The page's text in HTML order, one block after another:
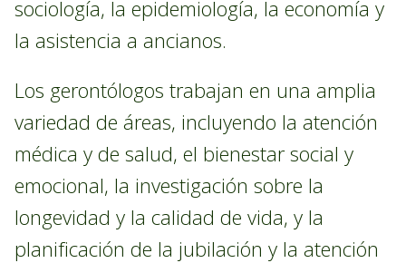
sociología, la epidemiología, la economía y
la asistencia a ancianos.
Los gerontólogos trabajan en una amplia
variedad de áreas, incluyendo la atención
médica y de salud, el bienestar social y
emocional, la investigación sobre la
longevidad y la calidad de vida, y la
planificación de la jubilación y la atención